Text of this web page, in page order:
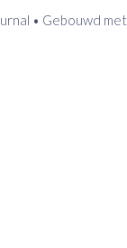
• Gebouwd met